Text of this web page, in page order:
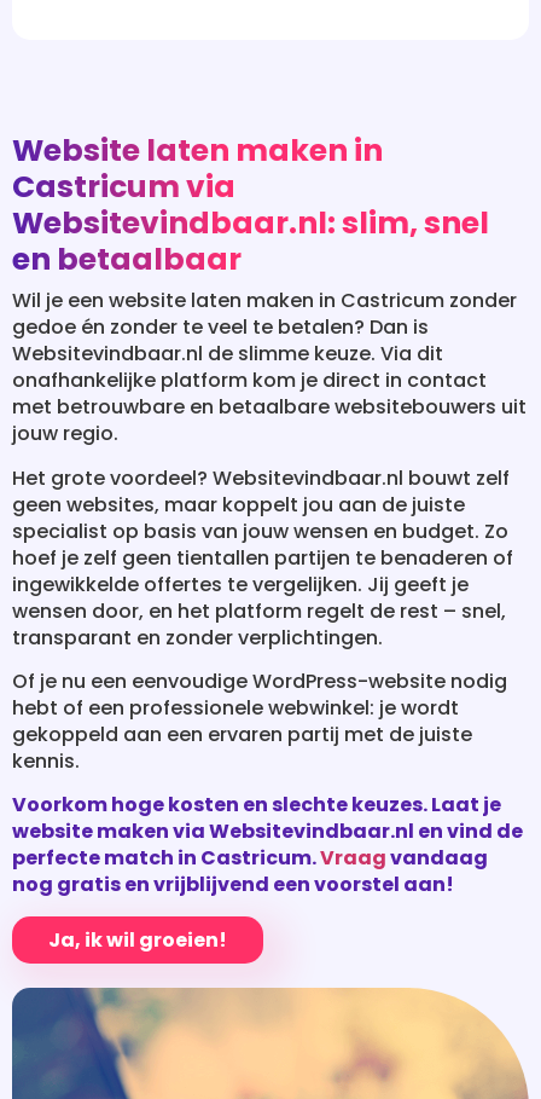
Websitevindbaar.nl: slim, snel
en betaalbaar
Wil je een website laten maken in Castricum zonder
gedoe én zonder te veel te betalen? Dan is
Websitevindbaar.nl de slimme keuze. Via dit
onafhankelijke platform kom je direct in contact
met betrouwbare en betaalbare websitebouwers uit
jouw regio.
Het grote voordeel? Websitevindbaar.nl bouwt zelf
geen websites, maar koppelt jou aan de juiste
specialist op basis van jouw wensen en budget. Zo
hoef je zelf geen tientallen partijen te benaderen of
ingewikkelde offertes te vergelijken. Jij geeft je
wensen door, en het platform regelt de rest – snel,
transparant en zonder verplichtingen.
Of je nu een eenvoudige WordPress-website nodig
hebt of een professionele webwinkel: je wordt
gekoppeld aan een ervaren partij met de juiste
kennis.
Voorkom hoge kosten en slechte keuzes. Laat je
website maken via Websitevindbaar.nl en vind de
perfecte match in Castricum.
nog gratis en vrijblijvend een voorstel aan!
Ja, ik wil groeien!